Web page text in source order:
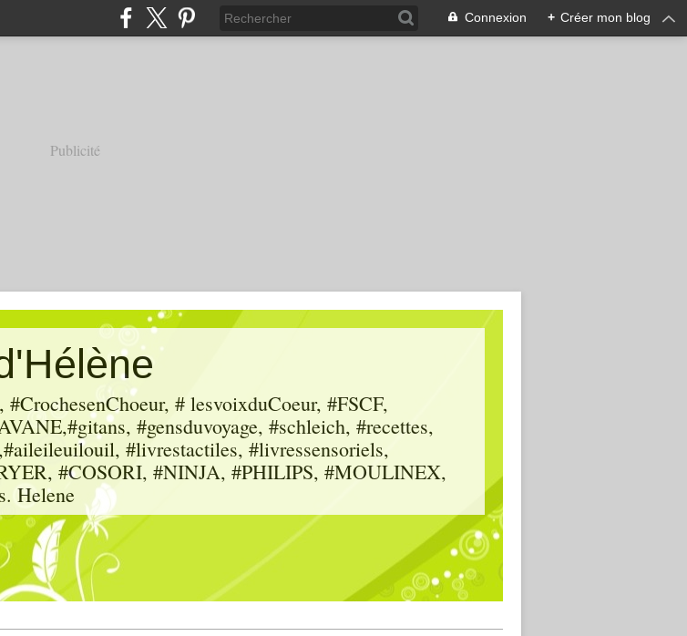
Connexion + Créer mon blog
Publicité
# lesvoixduCoeur, #FSCF,
#gensduvoyage, #schleich, #recettes,
#livrestactiles, #livressensoriels,
#COSORI, #NINJA, #PHILIPS, #MOULINEX,
Helene